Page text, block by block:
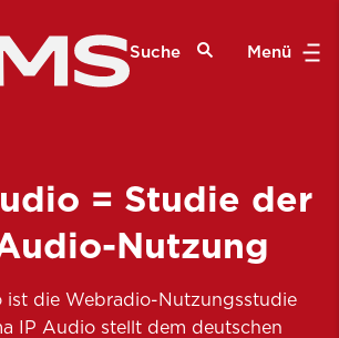
Suche Menü
= Studie der
Nutzung
ist die Webradio-Nutzungsstudie
IP Audio stellt dem deutschen